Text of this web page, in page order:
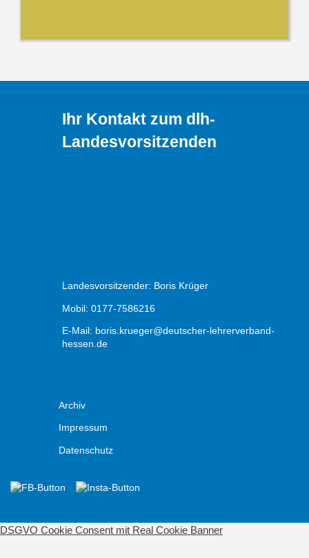
Ihr Kontakt zum dlh-
Landesvorsitzenden
Landesvorsitzender: Boris Krüger
Mobil: 0177-7586216
E-Mail: boris.krueger@deutscher-lehrerverband-
hessen.de
Archiv
Impressum
Datenschutz
DSGVO Cookie Consent mit Real Cookie Banner